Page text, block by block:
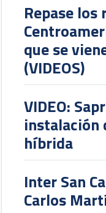
Repase los
que se
(VIDEOS)
VIDEO:
instalación
híbrida
Inter San
Carlos